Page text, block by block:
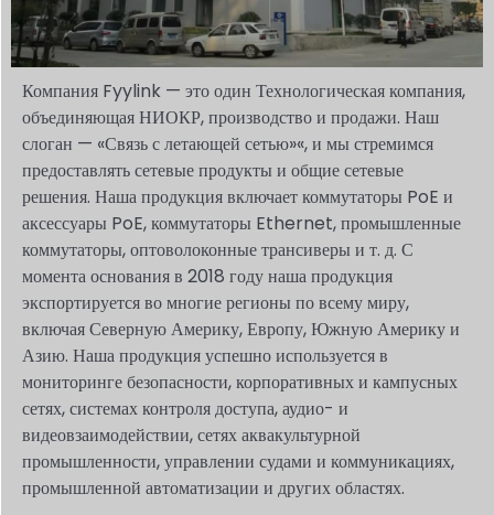
Компания Fyylink — этоодин Технологическая компания,
объединяющая НИОКР, производство и продажи. Наш
слоган — «Связь с летающей сетью»«, и мы стремимся
предоставлять сетевые продукты и общие сетевые
решения. Наша продукция включает коммутаторы PoE и
аксессуары PoE, коммутаторы Ethernet, промышленные
коммутаторы, оптоволоконные трансиверы и т. д. С
момента основания в 2018 году наша продукция
экспортируется во многие регионы по всему миру,
включая Северную Америку, Европу, Южную Америку и
Азию. Наша продукция успешно используется в
мониторинге безопасности, корпоративных и кампусных
сетях, системах контроля доступа, аудио- и
видеовзаимодействии, сетях аквакультурной
промышленности, управлении судами и коммуникациях,
промышленной автоматизации и других областях.